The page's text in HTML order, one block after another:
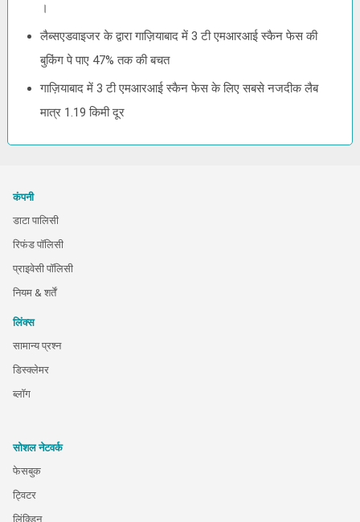
।
लैब्सएडवाइजर के द्वारा गाज़ियाबाद में 3 टी एमआरआई स्कैन फेस की
बुकिंग पे पाए 47% तक की बचत
गाज़ियाबाद में 3 टी एमआरआई स्कैन फेस के लिए सबसे नजदीक लैब
मात्र 1.19 किमी दूर
कंपनी
डाटा पालिसी
रिफंड पॉलिसी
प्राइवेसी पॉलिसी
नियम & शर्तें
लिंक्स
सामान्य प्रश्न
डिस्क्लेमर
ब्लॉग
सोशल नेटवर्क
फेसबुक
ट्विटर
लिंक्डिन